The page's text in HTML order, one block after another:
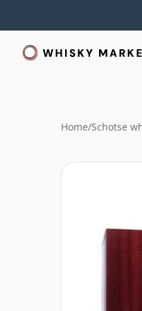
Home/Schotse